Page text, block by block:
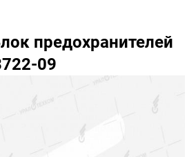
предохранителей
09